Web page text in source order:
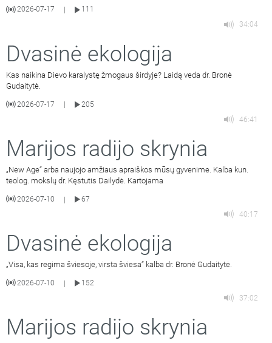
2026-07-17
111
34:04
Dvasinė ekologija
Kas naikina Dievo karalystę žmogaus širdyje? Laidą veda dr. Bronė
Gudaitytė.
2026-07-17
205
46:41
Marijos radijo skrynia
„New Age“ arba naujojo amžiaus apraiškos mūsų gyvenime. Kalba kun.
teolog. mokslų dr. Kęstutis Dailydė. Kartojama
2026-07-10 |
67
40:17
Dvasinė ekologija
„Visa, kas regima šviesoje, virsta šviesa“ kalba dr. Bronė Gudaitytė.
2026-07-10 |
152
37:02
Marijos radijo skrynia